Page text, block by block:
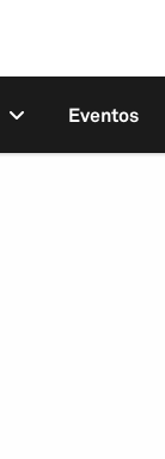
Eventos